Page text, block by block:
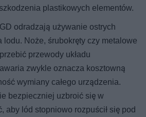
plastikowych elementów.
odradzają używanie ostrych
lodu. Noże, śrubokręty czy metalowe
przewody układu
zwykle oznacza kosztowną
wymiany całego urządzenia.
bezpieczniej uzbroić się w
aby lód stopniowo rozpuścił się pod